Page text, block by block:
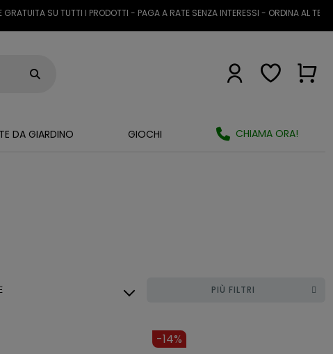
SU TUTTI I PRODOTTI - PAGA A RATE SENZA INTERESSI - ORDINA AL
DA GIARDINO GIOCHI CHIAMA ORA!
PIÙ FILTRI
-14%